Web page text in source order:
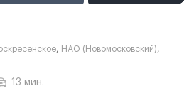
, НАО (Новомосковский),
13 мин.